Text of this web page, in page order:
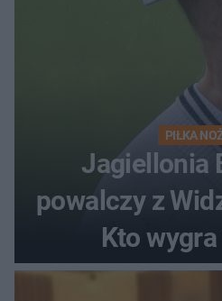
PIŁKA
Jagiellonia
powalczy z
Kto